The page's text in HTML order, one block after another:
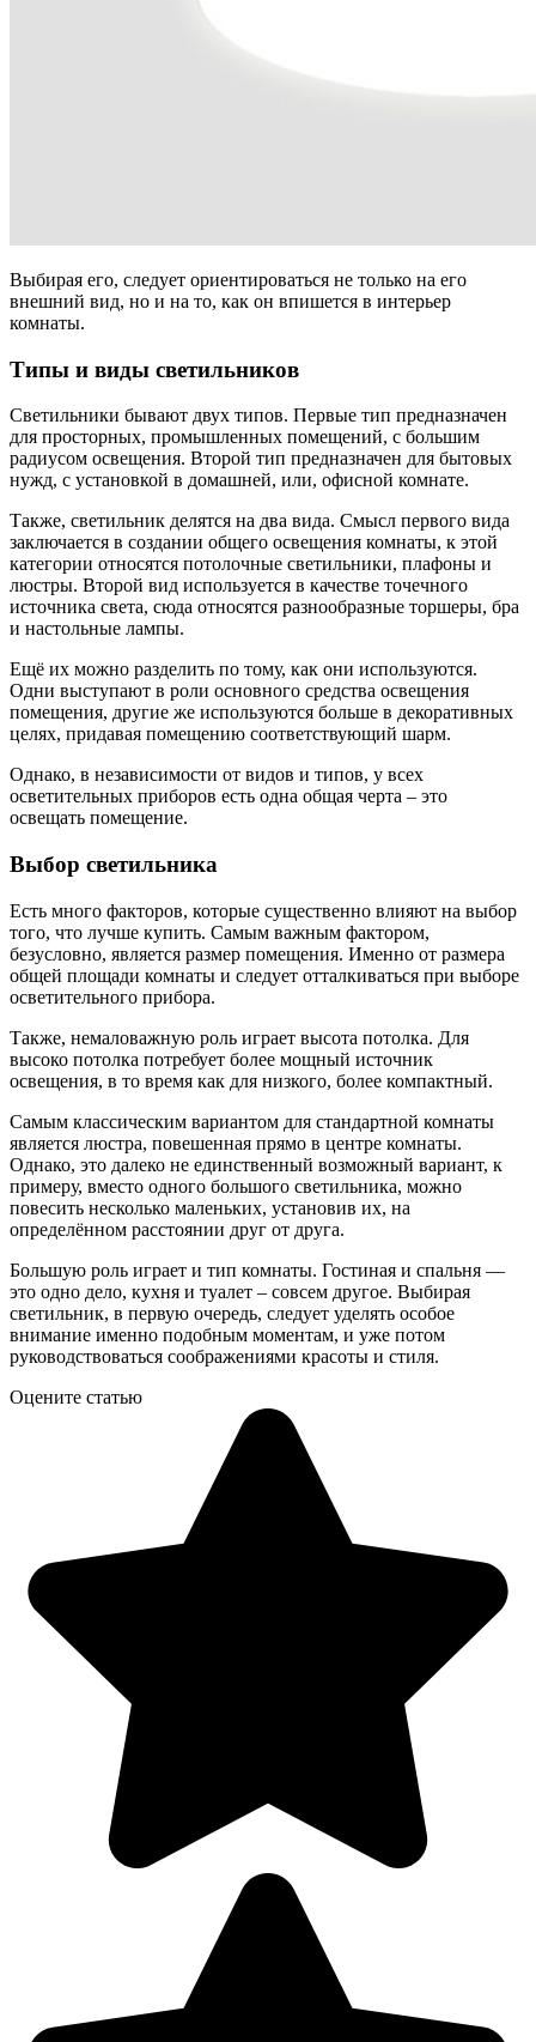
Выбирая его, следует ориентироваться не только на его
внешний вид, но и на то, как он впишется в интерьер
комнаты.
Типы и виды светильников
Светильники бывают двух типов. Первые тип предназначен
для просторных, промышленных помещений, с большим
радиусом освещения. Второй тип предназначен для бытовых
нужд, с установкой в домашней, или, офисной комнате.
Также, светильник делятся на два вида. Смысл первого вида
заключается в создании общего освещения комнаты, к этой
категории относятся потолочные светильники, плафоны и
люстры. Второй вид используется в качестве точечного
источника света, сюда относятся разнообразные торшеры, бра
и настольные лампы.
Ещё их можно разделить по тому, как они используются.
Одни выступают в роли основного средства освещения
помещения, другие же используются больше в декоративных
целях, придавая помещению соответствующий шарм.
Однако, в независимости от видов и типов, у всех
осветительных приборов есть одна общая черта – это
освещать помещение.
Выбор светильника
Есть много факторов, которые существенно влияют на выбор
того, что лучше купить. Самым важным фактором,
безусловно, является размер помещения. Именно от размера
общей площади комнаты и следует отталкиваться при выборе
осветительного прибора.
Также, немаловажную роль играет высота потолка. Для
высоко потолка потребует более мощный источник
освещения, в то время как для низкого, более компактный.
Самым классическим вариантом для стандартной комнаты
является люстра, повешенная прямо в центре комнаты.
Однако, это далеко не единственный возможный вариант, к
примеру, вместо одного большого светильника, можно
повесить несколько маленьких, установив их, на
определённом расстоянии друг от друга.
Большую роль играет и тип комнаты. Гостиная и спальня —
это одно дело, кухня и туалет – совсем другое. Выбирая
светильник, в первую очередь, следует уделять особое
внимание именно подобным моментам, и уже потом
руководствоваться соображениями красоты и стиля.
Оцените статью